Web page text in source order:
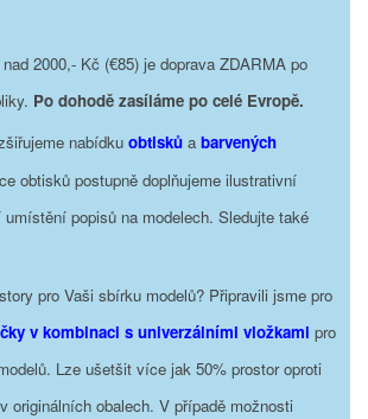
2000,- Kč (€85) je doprava ZDARMA po
Po dohodě zasíláme po celé Evropě.
nabídku obtisků a barvených
obtisků postupně doplňujeme ilustrativní
popisů na modelech. Sledujte také
pro Vaši sbírku modelů? Připravili jsme pro
v kombinaci s univerzálními vložkami pro
Lze ušetšit více jak 50% prostor oproti
originálních obalech. V případě možnosti